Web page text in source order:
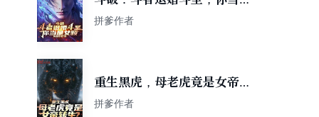
女频
拼爹作者
重生黑虎，母老虎竟是女帝转
生？
拼爹作者